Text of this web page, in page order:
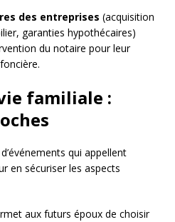
des entreprises (acquisition
garanties hypothécaires)
du notaire pour leur
familiale :
qui appellent
en sécuriser les aspects
aux futurs époux de choisir